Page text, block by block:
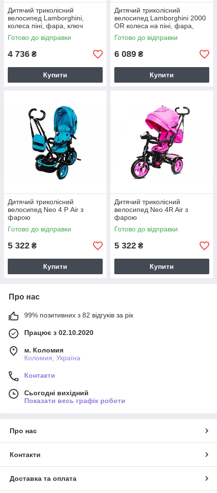
Дитячий триколісний
велосипед Lamborghini,
колеса піні, фара, ключ
запалювання
Готово до відправки
4 736 ₴
Купити
Дитячий триколісний
велосипед Lamborghini 2000
OR колеса на піні, фара,
ключ запалювання
Готово до відправки
6 089 ₴
Купити
Дитячий триколісний
велосипед Neo 4 Р Air з
фарою
Готово до відправки
5 322 ₴
Купити
Дитячий триколісний
велосипед Neo 4R Air з
фарою
Готово до відправки
5 322 ₴
Купити
Про нас
99% позитивних з 82 відгуків за рік
Працює з 02.10.2020
м. Коломия
Коломия, Україна
Контакти
Сьогодні вихідний
Показати весь графік роботи
Про нас
Контакти
Доставка та оплата